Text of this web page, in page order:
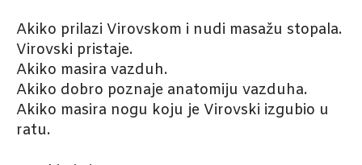
Akiko prilazi Virovskom i nudi masažu stopala.
Virovski pristaje.
Akiko masira vazduh.
Akiko dobro poznaje anatomiju vazduha.
Akiko masira nogu koju je Virovski izgubio u
ratu.